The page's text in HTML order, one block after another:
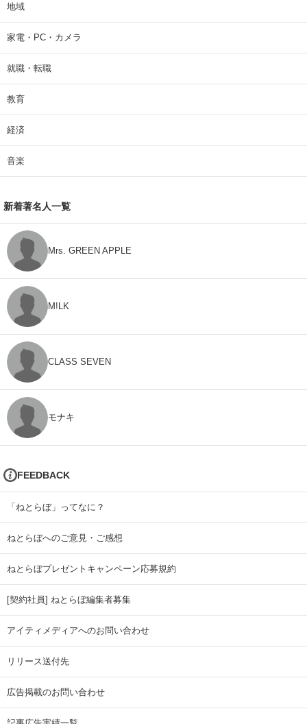
地域
家電・PC・カメラ
就職・転職
教育
経済
音楽
新着著名人一覧
Mrs. GREEN APPLE
M!LK
CLASS SEVEN
モナキ
FEEDBACK
「ねとらぼ」ってなに？
ねとらぼへのご意見・ご感想
ねとらぼプレゼントキャンペーン応募規約
[契約社員] ねとらぼ編集者募集
アイティメディアへのお問い合わせ
リリース送付先
広告掲載のお問い合わせ